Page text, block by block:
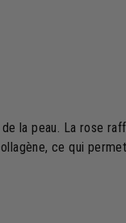
la peau. La rose
ce qui